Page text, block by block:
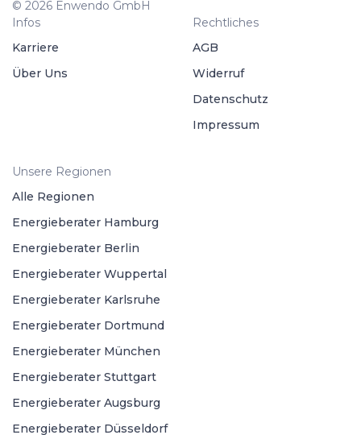
© 2026 Enwendo GmbH
Infos
Karriere
Über Uns
Rechtliches
AGB
Widerruf
Datenschutz
Impressum
Unsere Regionen
Alle Regionen
Energieberater Hamburg
Energieberater Berlin
Energieberater Wuppertal
Energieberater Karlsruhe
Energieberater Dortmund
Energieberater München
Energieberater Stuttgart
Energieberater Augsburg
Energieberater Düsseldorf